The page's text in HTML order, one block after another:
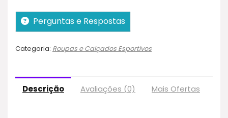
Perguntas e Respostas
Categoria: Roupas e Calçados Esportivos
Descrição Avaliações (0) Mais Ofertas